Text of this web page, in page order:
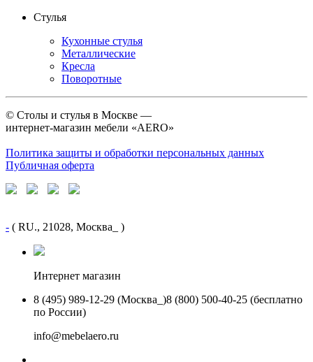
Стулья
Кухонные стулья
Металлические
Кресла
Поворотные
© Столы и стулья в Москве —
интернет-магазин мебели «AERO»
Политика защиты и обработки персональных данных
Публичная оферта
- ( RU., 21028, Москва_ )
Интернет магазин
8 (495) 989-12-29 (Москва_)8 (800) 500-40-25 (бесплатно
по России)
info@mebelaero.ru